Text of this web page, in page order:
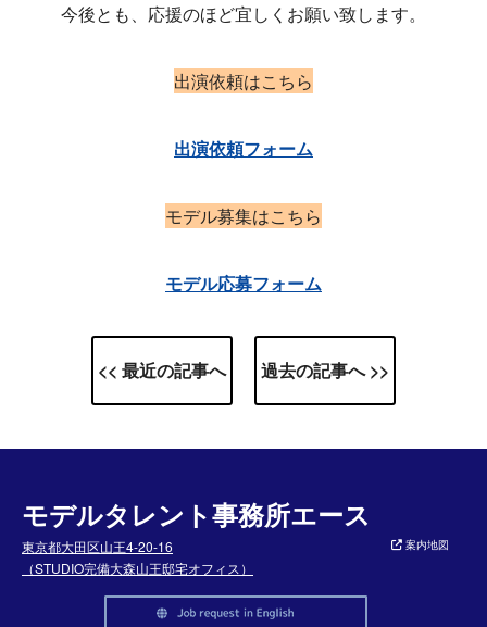
今後とも、応援のほど宜しくお願い致します。
出演依頼はこちら
出演依頼フォーム
モデル募集はこちら
モデル応募フォーム
<< 最近の記事へ 過去の記事へ >>
モデルタレント事務所エース
東京都大田区山王4-20-16
（STUDIO完備大森山王邸宅オフィス）
案内地図